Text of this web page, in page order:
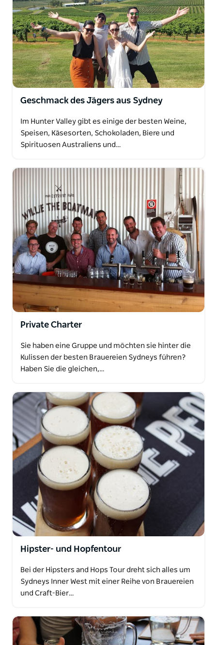
Geschmack des Jägers aus Sydney
Im Hunter Valley gibt es einige der besten Weine,
Speisen, Käsesorten, Schokoladen, Biere und
Spirituosen Australiens und…
Private Charter
Sie haben eine Gruppe und möchten sie hinter die
Kulissen der besten Brauereien Sydneys führen?
Haben Sie die gleichen,…
Hipster- und Hopfentour
Bei der Hipsters and Hops Tour dreht sich alles um
Sydneys Inner West mit einer Reihe von Brauereien
und Craft-Bier…